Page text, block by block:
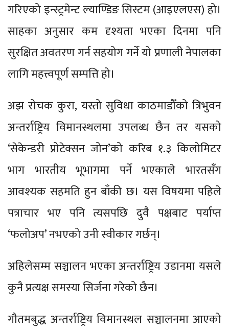
गरिएको इन्स्ट्रमेन्ट ल्याण्डिङ सिस्टम (आइएलएस) हो।
साहका अनुसार कम दृश्यता भएका दिनमा पनि
सुरक्षित अवतरण गर्न सहयोग गर्ने यो प्रणाली नेपालका
लागि महत्त्वपूर्ण सम्पत्ति हो।
अझ रोचक कुरा, यस्तो सुविधा काठमाडौँको त्रिभुवन
अन्तर्राष्ट्रिय विमानस्थलमा उपलब्ध छैन तर यसको
‘सेकेन्डरी प्रोटेक्सन जोन’को करिब १.३ किलोमिटर
भाग भारतीय भूभागमा पर्ने भएकाले भारतसँग
आवश्यक सहमति हुन बाँकी छ। यस विषयमा पहिले
पत्राचार भए पनि त्यसपछि दुवै पक्षबाट पर्याप्त
‘फलोअप’ नभएको उनी स्वीकार गर्छन्।
अहिलेसम्म सञ्चालन भएका अन्तर्राष्ट्रिय उडानमा यसले
कुनै प्रत्यक्ष समस्या सिर्जना गरेको छैन।
गौतमबुद्ध अन्तर्राष्ट्रिय विमानस्थल सञ्चालनमा आएको